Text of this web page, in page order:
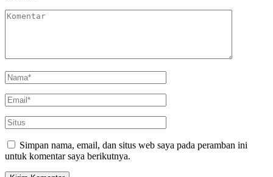
Simpan nama, email, dan situs web saya pada peramban ini
untuk komentar saya berikutnya.